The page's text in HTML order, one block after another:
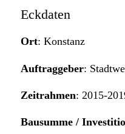
Eckdaten
Ort: Konstanz
Auftraggeber:
Zeitrahmen: 2015-
Bausumme /